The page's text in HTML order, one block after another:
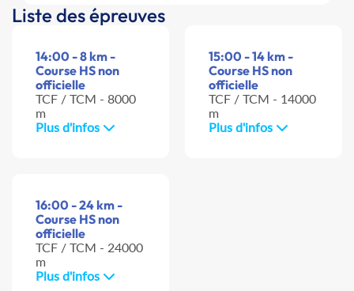
Liste des épreuves
14:00 - 8 km -
Course HS non
officielle
TCF / TCM - 8000
m
Plus d'infos
15:00 - 14 km -
Course HS non
officielle
TCF / TCM - 14000
m
Plus d'infos
16:00 - 24 km -
Course HS non
officielle
TCF / TCM - 24000
m
Plus d'infos